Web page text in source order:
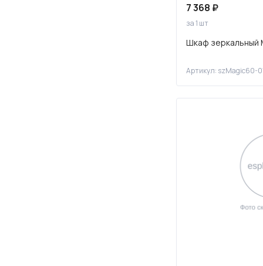
7 368 ₽
за 1 шт
Шкаф зеркальный
Артикул: szMagic60-